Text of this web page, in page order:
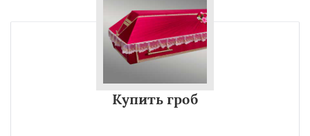
Купить гроб